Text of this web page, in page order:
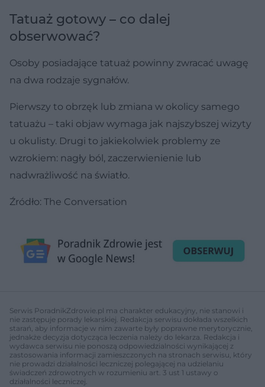
Tatuaż gotowy – co dalej
obserwować?
Osoby posiadające tatuaż powinny zwracać uwagę
na dwa rodzaje sygnałów.
Pierwszy to obrzęk lub zmiana w okolicy samego
tatuażu – taki objaw wymaga jak najszybszej wizyty
u okulisty. Drugi to jakiekolwiek problemy ze
wzrokiem: nagły ból, zaczerwienienie lub
nadwrażliwość na światło.
Źródło: The Conversation
Serwis PoradnikZdrowie.pl ma charakter edukacyjny, nie stanowi i
nie zastępuje porady lekarskiej. Redakcja serwisu dokłada wszelkich
starań, aby informacje w nim zawarte były poprawne merytorycznie,
jednakże decyzja dotycząca leczenia należy do lekarza. Redakcja i
wydawca serwisu nie ponoszą odpowiedzialności wynikającej z
zastosowania informacji zamieszczonych na stronach serwisu, który
nie prowadzi działalności leczniczej polegającej na udzielaniu
świadczeń zdrowotnych w rozumieniu art. 3 ust 1 ustawy o
działalności leczniczej.